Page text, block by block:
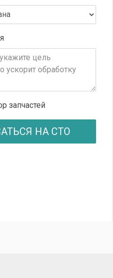
запчастей
НА СТО